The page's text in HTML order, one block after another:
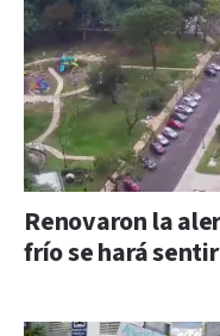
Renovaron la
frío se hará